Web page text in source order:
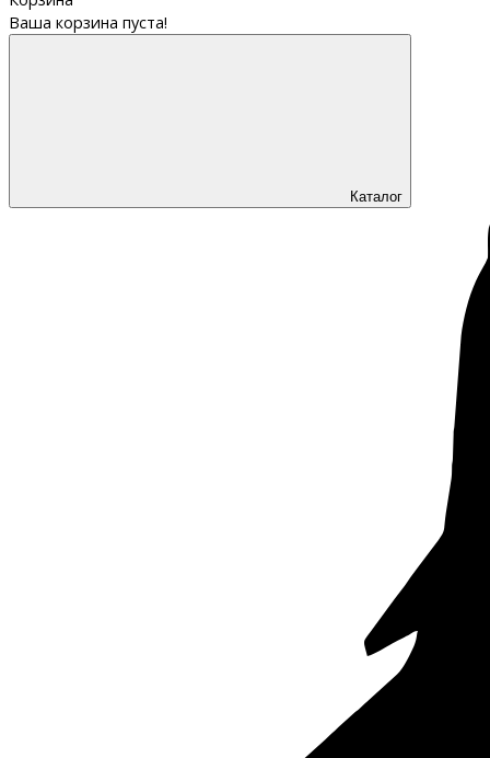
Ваша корзина пуста!
Каталог